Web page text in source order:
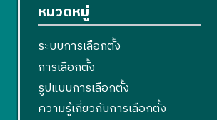
หมวดหมู่
ระบบการเลือกตั้ง
การเลือกตั้ง
รูปแบบการเลือกตั้ง
ความรู้เกี่ยวกับการเลือกตั้ง